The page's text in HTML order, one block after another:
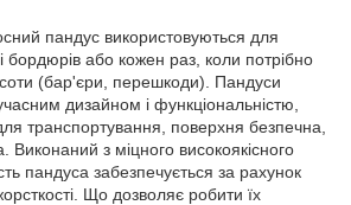
пандус використовуються для
бордюрів або кожен раз, коли потрібно
(бар'єри, перешкоди). Пандуси
дизайном і функціональністю,
транспортування, поверхня безпечна,
Виконаний з міцного високоякісного
пандуса забезпечується за рахунок
Що дозволяє робити їх